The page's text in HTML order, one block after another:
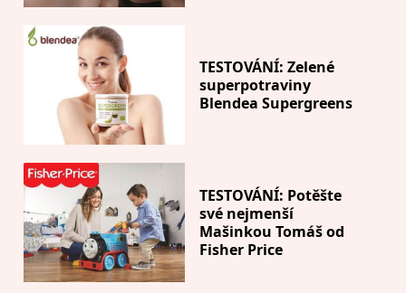
TESTOVÁNÍ: Zelené
superpotraviny
Blendea Supergreens
TESTOVÁNÍ: Potěšte
své nejmenší
Mašinkou Tomáš od
Fisher Price